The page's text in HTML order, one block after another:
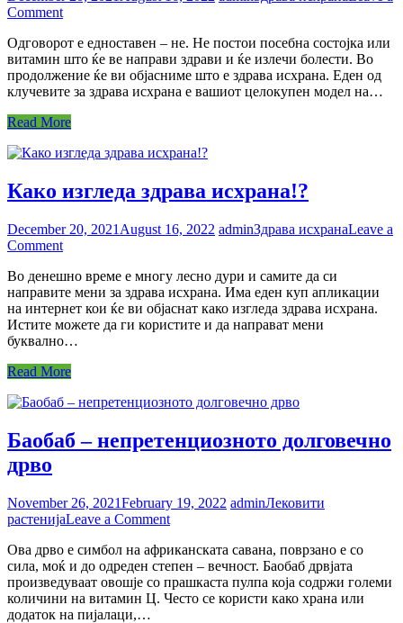
Commenton
е
здрава
исхрана
–
вклучува
диета
вид
на
храна?
Одговорот е едноставен – не. Не постои посебна состојка или
витамин што ќе ве направи здрави и ќе излечи болести. Во
продолжение ќе ви објасниме што е здрава исхрана. Еден од
клучевите за здрава исхрана е вашиот целокупен модел на…
Read More
Како изгледа здрава исхрана!?
December 20, 2021 August 16, 2022 adminЗдрава исхранаLeave a
Commenton
изгледа
здрава
исхрана!?
Во денешно време е многу лесно дури и самите да си
направите мени за здрава исхрана. Има еден куп апликации
на интернет кои ќе ви објаснат како изгледа здрава исхрана.
Истите можете да ги користите и да направат мени
буквално…
Read More
Баобаб – непретенциозното долговечно
дрво
November 26, 2021February 19, 2022 adminЛековити
растенијаLeave a Commenton
–
непретенциозното
долговечно
дрво
Ова дрво е симбол на африканската савана, поврзано e со
сила, моќ и до одреден степен – вечност. Баобаб дрвјата
произведуваат овошје со прашкаста пулпа која содржи големи
количини на витамин Ц. Често се користи како храна или
додаток на пијалаци,…